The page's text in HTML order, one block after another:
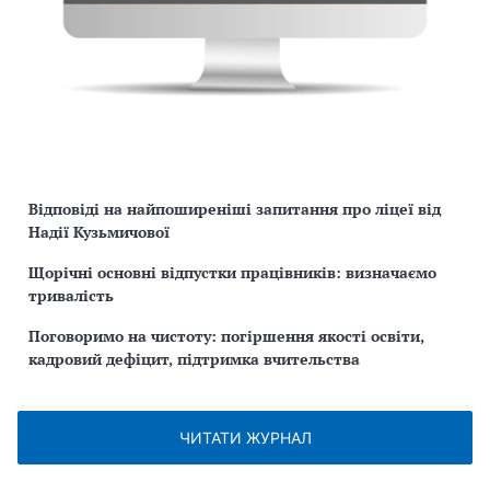
Відповіді на найпоширеніші запитання про ліцеї від
Надії Кузьмичової
Щорічні основні відпустки працівників: визначаємо
тривалість
Поговоримо на чистоту: погіршення якості освіти,
кадровий дефіцит, підтримка вчительства
ЧИТАТИ ЖУРНАЛ